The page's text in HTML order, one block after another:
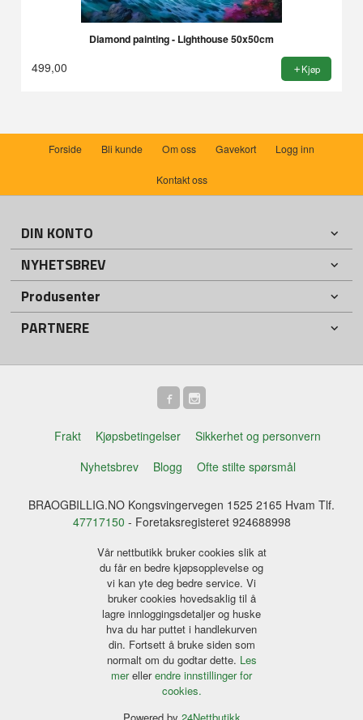
Diamond painting - Lighthouse 50x50cm
499,00 Kjøp
Forside Bli kunde Om oss Gavekort Logg inn
Kontakt oss
DIN KONTO
NYHETSBREV
Produsenter
PARTNERE
Frakt Kjøpsbetingelser
Sikkerhet og personvern
Nyhetsbrev
Blogg Ofte stilte spørsmål
BRAOGBILLIG.NO Kongsvingervegen 1525 2165 Hvam Tlf.
47717150 - Foretaksregisteret 924688998
Vår nettbutikk bruker cookies slik at
du får en bedre kjøpsopplevelse og
vi kan yte deg bedre service. Vi
bruker cookies hovedsaklig til å
lagre innloggingsdetaljer og huske
hva du har puttet i handlekurven
din. Fortsett å bruke siden som
normalt om du godtar dette. Les
merellerendre innstillinger for
cookies.